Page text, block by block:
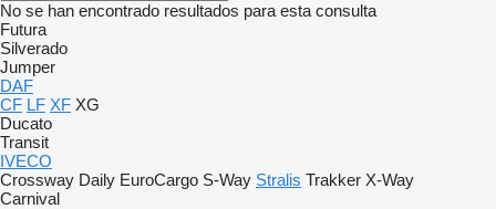
No se han encontrado resultados para esta consulta
Futura
Silverado
Jumper
DAF
CF LF XF XG
Ducato
Transit
IVECO
Crossway Daily EuroCargo S-Way Stralis Trakker X-Way
Carnival